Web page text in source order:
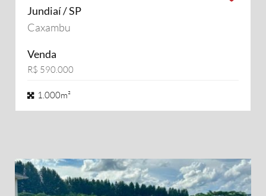
Jundiaí / SP
Caxambu
Venda
R$ 590.000
1.000m²